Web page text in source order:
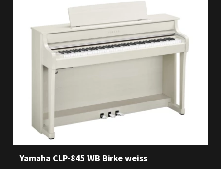
Yamaha CLP-845 WB Birke weiss